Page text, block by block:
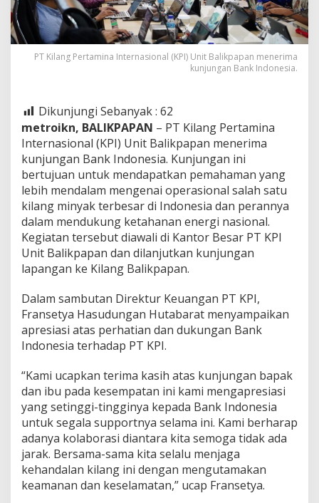
PT Kilang Pertamina Internasional (KPI) Unit Balikpapan menerima
kunjungan Bank Indonesia.
Dikunjungi Sebanyak : 62
metroikn, BALIKPAPAN – PT Kilang Pertamina
Internasional (KPI) Unit Balikpapan menerima
kunjungan Bank Indonesia. Kunjungan ini
bertujuan untuk mendapatkan pemahaman yang
lebih mendalam mengenai operasional salah satu
kilang minyak terbesar di Indonesia dan perannya
dalam mendukung ketahanan energi nasional.
Kegiatan tersebut diawali di Kantor Besar PT KPI
Unit Balikpapan dan dilanjutkan kunjungan
lapangan ke Kilang Balikpapan.
Dalam sambutan Direktur Keuangan PT KPI,
Fransetya Hasudungan Hutabarat menyampaikan
apresiasi atas perhatian dan dukungan Bank
Indonesia terhadap PT KPI.
“Kami ucapkan terima kasih atas kunjungan bapak
dan ibu pada kesempatan ini kami mengapresiasi
yang setinggi-tingginya kepada Bank Indonesia
untuk segala supportnya selama ini. Kami berharap
adanya kolaborasi diantara kita semoga tidak ada
jarak. Bersama-sama kita selalu menjaga
kehandalan kilang ini dengan mengutamakan
keamanan dan keselamatan,” ucap Fransetya.